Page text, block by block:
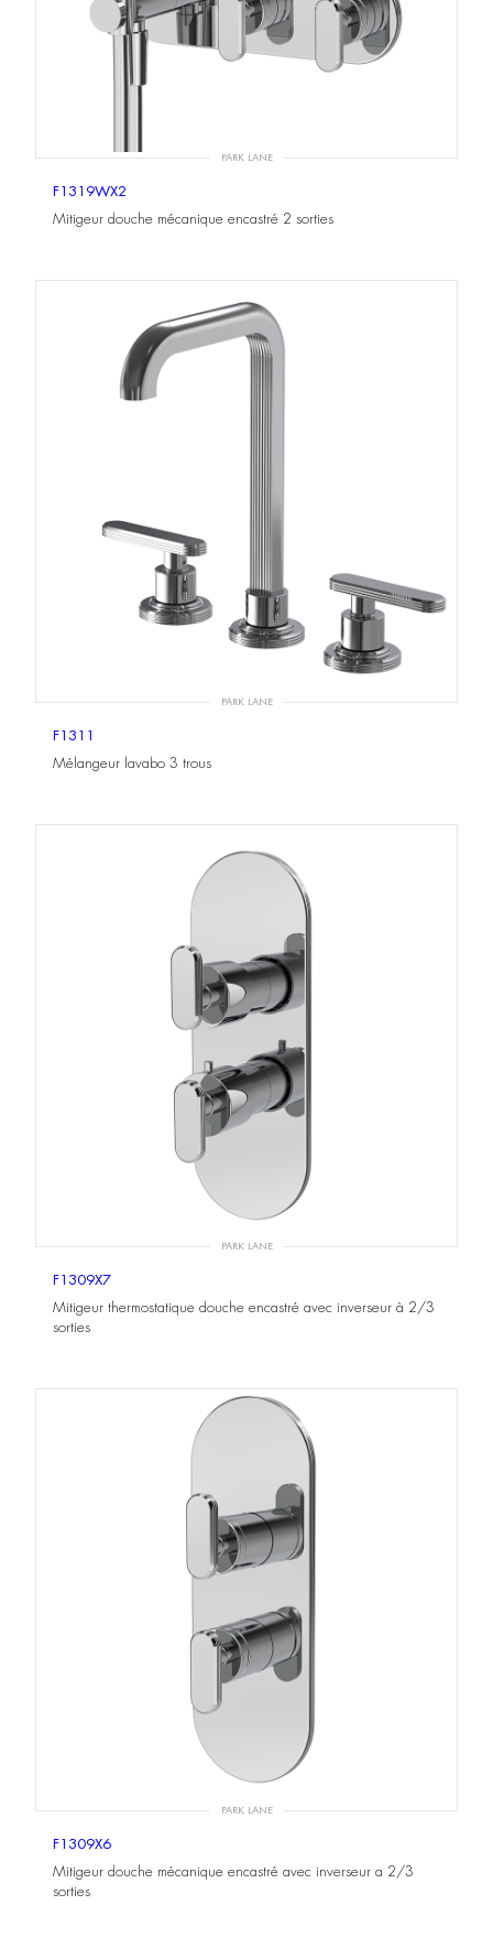
PARK LANE
F1319WX2
Mitigeur douche mécanique encastré 2 sorties
PARK LANE
F1311
Mélangeur lavabo 3 trous
PARK LANE
F1309X7
Mitigeur thermostatique douche encastré avec inverseur à 2/3
sorties
PARK LANE
F1309X6
Mitigeur douche mécanique encastré avec inverseur a 2/3
sorties